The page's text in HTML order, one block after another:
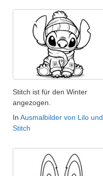
Stitch ist für den Winter
angezogen.
In Ausmalbilder von Lilo und
Stitch